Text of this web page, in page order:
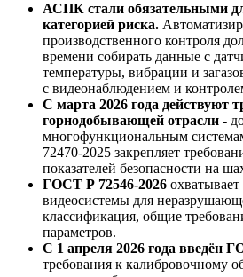
АСПК стали обязательными
категорией риска.
производственного контроля
времени собирать данные с
температуры, вибрации и
с видеонаблюдением и
С марта 2026 года
горнодобывающей отрасли -
многофункциональным
72470-2025 закрепляет
показателей безопасности на
ГОСТ Р 72546-2026
видеосистемы для
классификация, общие
параметров.
С 1 апреля 2026 года введён
требования к калибровочному